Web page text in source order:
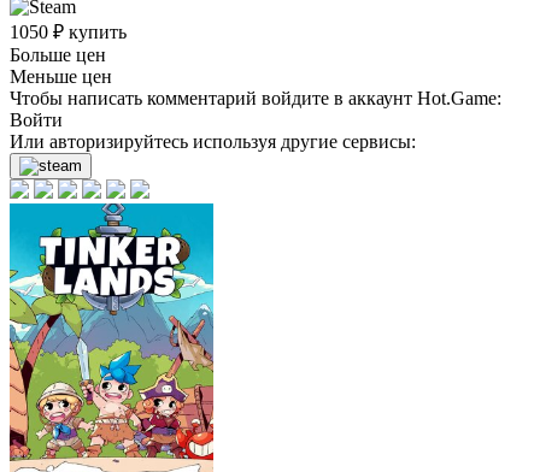
1050 ₽ купить
Больше цен
Меньше цен
Чтобы написать комментарий войдите в аккаунт Hot.Game:
Войти
Или авторизируйтесь используя другие сервисы: